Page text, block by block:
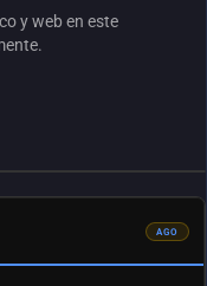
y web en este
AGO